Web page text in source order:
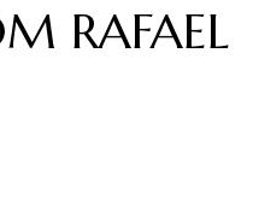
RAFAEL